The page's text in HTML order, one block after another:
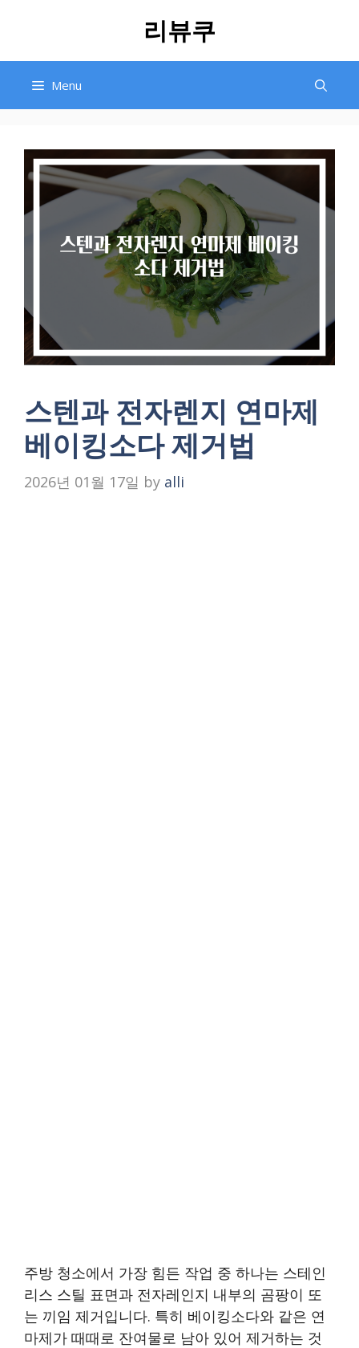
리뷰쿠
Menu
스텐과 전자렌지 연마제
베이킹소다 제거법
2026년 01월 17일 by alli
주방 청소에서 가장 힘든 작업 중 하나는 스테인
리스 스틸 표면과 전자레인지 내부의 곰팡이 또
는 끼임 제거입니다. 특히 베이킹소다와 같은 연
마제가 때때로 잔여물로 남아 있어 제거하는 것